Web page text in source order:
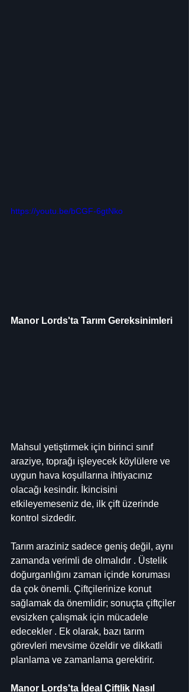
https://youtu.be/bCGF-6gtNko
Manor Lords'ta Tarım Gereksinimleri
Mahsul yetiştirmek için birinci sınıf
araziye, toprağı işleyecek köylülere ve
uygun hava koşullarına ihtiyacınız
olacağı kesindir. İkincisini
etkileyemeseniz de, ilk çift üzerinde
kontrol sizdedir.
Tarım araziniz sadece geniş değil, aynı
zamanda verimli de olmalıdır . Üstelik
doğurganlığını zaman içinde koruması
da çok önemli. Çiftçilerinize konut
sağlamak da önemlidir; sonuçta çiftçiler
evsizken çalışmak için mücadele
edecekler . Ek olarak, bazı tarım
görevleri mevsime özeldir ve dikkatli
planlama ve zamanlama gerektirir.
Manor Lords'ta İdeal Çiftlik Nasıl